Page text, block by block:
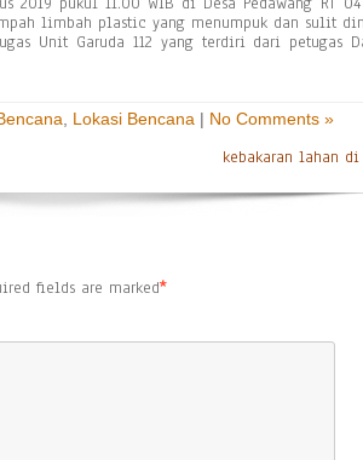
limbah plastic yang menumpuk dan sulit
Unit Garuda 112 yang terdiri dari petugas
Lokasi Bencana | No Comments »
kebakaran lahan di
fields are marked*